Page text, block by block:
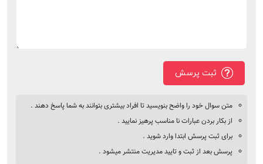
متن سوال خود را واضح بنویسید تا افراد بیشتری بتوانند به شما پاسخ دهند .
از بکار بردن عبارات نا مناسب پرهیز نمایید .
برای ثبت پرسش ابتدا وارد شوید .
پرسش بعد از ثبت و تایید مدیریت منتشر میشود .